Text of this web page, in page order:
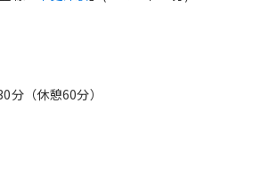
分（休憩60分）